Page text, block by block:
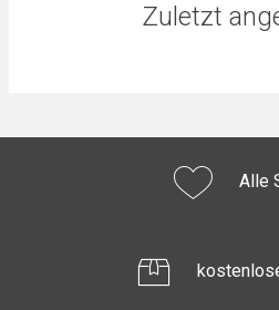
Zuletzt
Alle